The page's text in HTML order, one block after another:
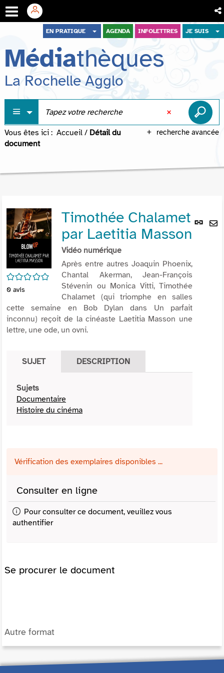
menu
contenu
recherche
EN PRATIQUE AGENDA INFOLETTRES JE SUIS
Médiathèques
La Rochelle Agglo
recherche avancée
Vous êtes ici : Accueil / Détail du
document
Lien
/5
0 avis
Timothée Chalamet
par Laetitia Masson
Vidéo numérique
Après entre autres Joaquin Phoenix,
Chantal Akerman, Jean-François
Stévenin ou Monica Vitti, Timothée
Chalamet (qui triomphe en salles
cette semaine en Bob Dylan dans Un parfait
inconnu) reçoit de la cinéaste Laetitia Masson une
lettre, une ode, un ovni.
SUJET DESCRIPTION
Sujets
Documentaire
Histoire du cinéma
Vérification des exemplaires disponibles ...
Consulter en ligne
Pour consulter ce document, veuillez vous
authentifier
Se procurer le document
Autre format